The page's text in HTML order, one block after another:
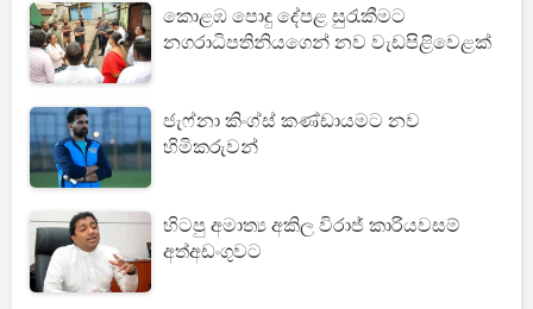
කොළඹ පොදු දේපළ සුරැකීමට
නගරාධිපතිනියගෙන් නව වැඩපිළිවෙළක්
ජැෆ්නා කිංග්ස් කණ්ඩායමට නව
හිමිකරුවන්
හිටපු අමාත්‍ය අකිල විරාජ් කාරියවසම්
අත්අඩංගුවට